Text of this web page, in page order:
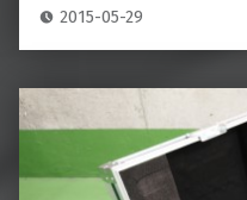
2015-05-29